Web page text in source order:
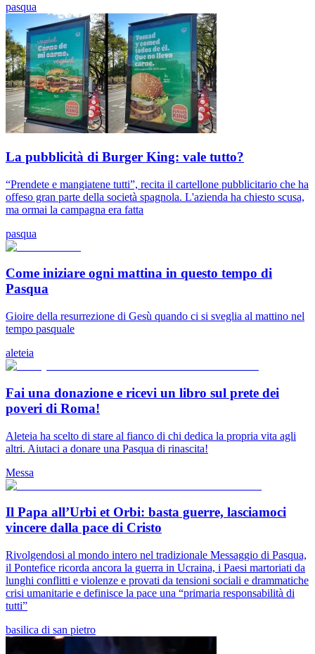
pasqua
La pubblicità di Burger King: vale tutto?
“Prendete e mangiatene tutti”, recita il cartellone pubblicitario che ha
offeso gran parte della società spagnola. L'azienda ha chiesto scusa,
ma ormai la campagna era fatta
pasqua
Come iniziare ogni mattina in questo tempo di
Pasqua
Gioire della resurrezione di Gesù quando ci si sveglia al mattino nel
tempo pasquale
aleteia
Fai una donazione e ricevi un libro sul prete dei
poveri di Roma!
Aleteia ha scelto di stare al fianco di chi dedica la propria vita agli
altri. Aiutaci a donare una Pasqua di rinascita!
Messa
Il Papa all’Urbi et Orbi: basta guerre, lasciamoci
vincere dalla pace di Cristo
Rivolgendosi al mondo intero nel tradizionale Messaggio di Pasqua,
il Pontefice ricorda ancora la guerra in Ucraina, i Paesi martoriati da
lunghi conflitti e violenze e provati da tensioni sociali e drammatiche
crisi umanitarie e definisce la pace una “primaria responsabilità di
tutti”
basilica di san pietro